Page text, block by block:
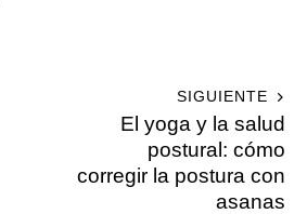
SIGUIENTE
El yoga y la salud
postural: cómo
corregir la postura con
asanas